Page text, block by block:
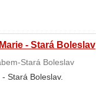
- Stará Boleslav
Stará Boleslav
Stará Boleslav.